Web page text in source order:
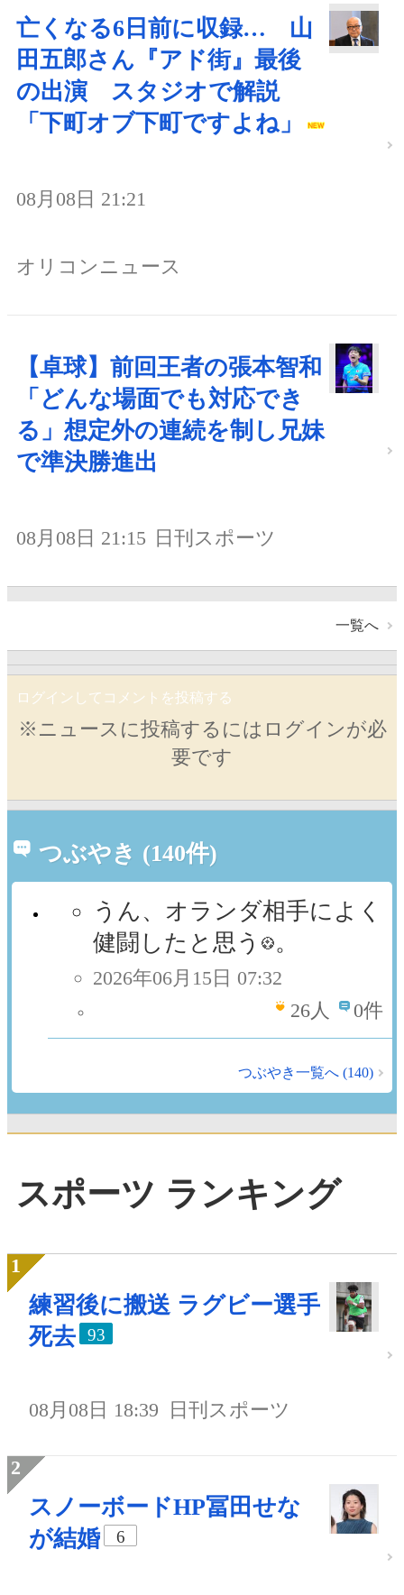
亡くなる6日前に収録… 山
田五郎さん『アド街』最後
の出演 スタジオで解説
「下町オブ下町ですよね」
08月08日 21:21
オリコンニュース
【卓球】前回王者の張本智和
「どんな場面でも対応でき
る」想定外の連続を制し兄妹
で準決勝進出
08月08日 21:15 日刊スポーツ
一覧へ
ログインしてコメントを投稿する
※ニュースに投稿するにはログインが必
要です
つぶやき (140件)
うん、オランダ相手によく
健闘したと思う
。
2026年06月15日 07:32
26人 0件
つぶやき一覧へ (140)
スポーツ ランキング
練習後に搬送 ラグビー選手
死去
93
08月08日 18:39 日刊スポーツ
スノーボードHP冨田せな
が結婚
6